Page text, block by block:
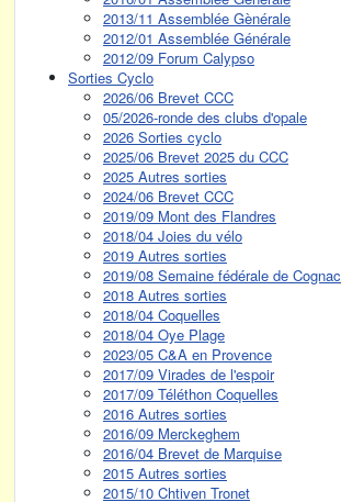
2013/11 Assemblée Gènérale
2012/01 Assemblée Générale
2012/09 Forum Calypso
Sorties Cyclo
2026/06 Brevet CCC
05/2026-ronde des clubs d'opale
2026 Sorties cyclo
2025/06 Brevet 2025 du CCC
2025 Autres sorties
2024/06 Brevet CCC
2019/09 Mont des Flandres
2018/04 Joies du vélo
2019 Autres sorties
2019/08 Semaine fédérale de Cognac
2018 Autres sorties
2018/04 Coquelles
2018/04 Oye Plage
2023/05 C&A en Provence
2017/09 Virades de l'espoir
2017/09 Téléthon Coquelles
2016 Autres sorties
2016/09 Merckeghem
2016/04 Brevet de Marquise
2015 Autres sorties
2015/10 Chtiven Tronet